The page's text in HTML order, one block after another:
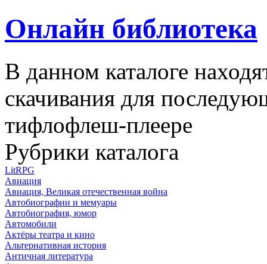
Онлайн библиотека
В данном каталоге
скачивания для
тифлофлеш-плеере
Рубрики каталога
LitRPG
Авиация
Авиация, Великая отечественная война
Автобиографии и мемуары
Автобиография, юмор
Автомобили
Актёры театра и кино
Альтернативная история
Античная литература